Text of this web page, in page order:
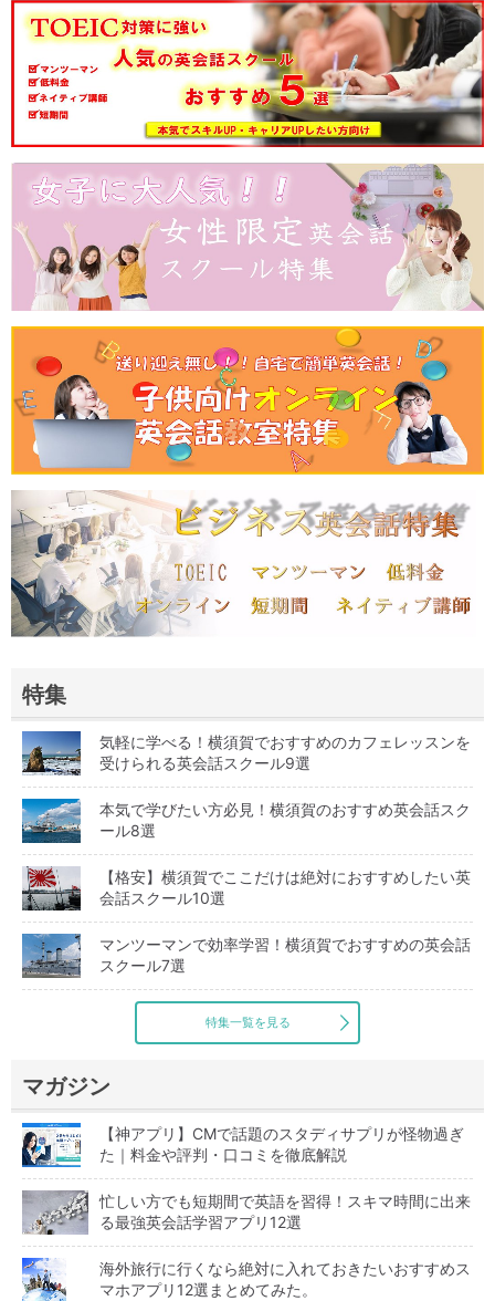
特集
気軽に学べる！横須賀でおすすめのカフェレッスンを
受けられる英会話スクール9選
本気で学びたい方必見！横須賀のおすすめ英会話スク
ール8選
【格安】横須賀でここだけは絶対におすすめしたい英
会話スクール10選
マンツーマンで効率学習！横須賀でおすすめの英会話
スクール7選
特集一覧を見る
マガジン
【神アプリ】CMで話題のスタディサプリが怪物過ぎ
た｜料金や評判・口コミを徹底解説
忙しい方でも短期間で英語を習得！スキマ時間に出来
る最強英会話学習アプリ12選
海外旅行に行くなら絶対に入れておきたいおすすめス
マホアプリ12選まとめてみた。